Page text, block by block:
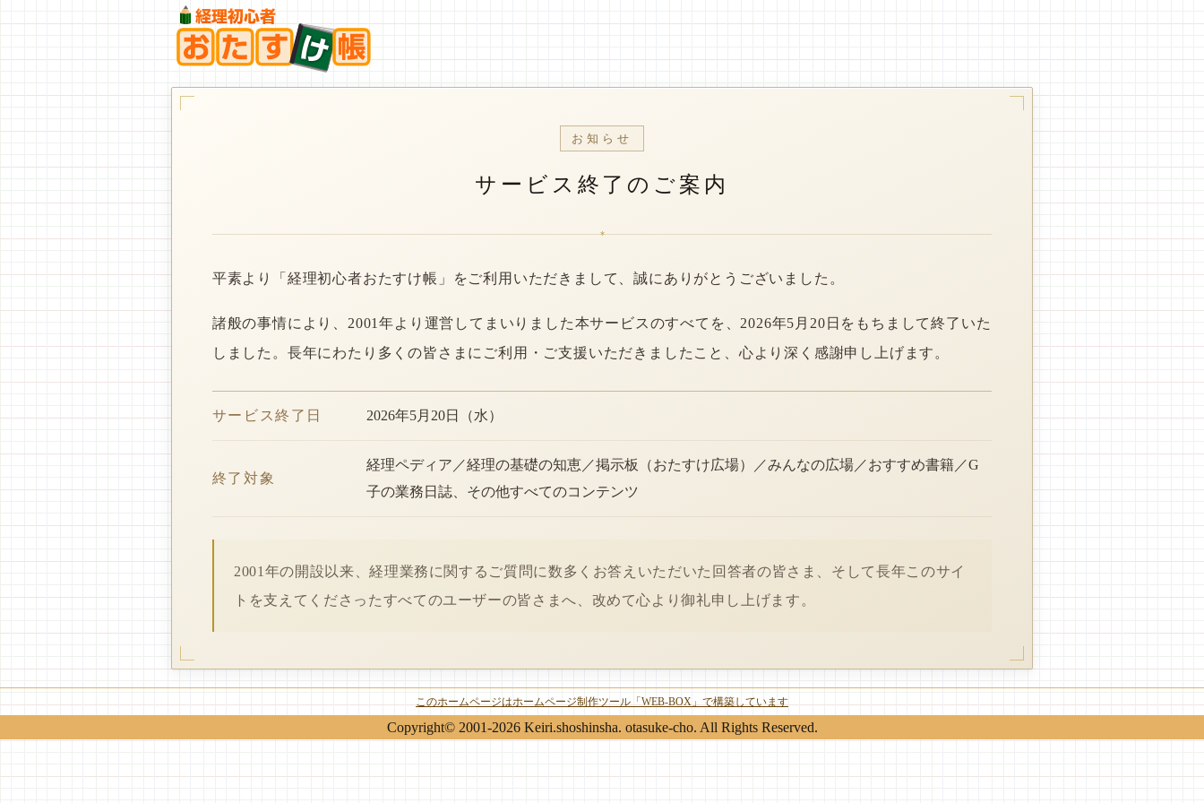
お知らせ
サービス終了のご案内
*
平素より「経理初心者おたすけ帳」をご利用いただきまして、誠にありがとうございました。
諸般の事情により、2001年より運営してまいりました本サービスのすべてを、2026年5月20日をもちまして終了いた
しました。長年にわたり多くの皆さまにご利用・ご支援いただきましたこと、心より深く感謝申し上げます。
サービス終了日 2026年5月20日（水）
終了対象
経理ペディア／経理の基礎の知恵／掲示板（おたすけ広場）／みんなの広場／おすすめ書籍／G
子の業務日誌、その他すべてのコンテンツ
2001年の開設以来、経理業務に関するご質問に数多くお答えいただいた回答者の皆さま、そして長年このサイ
トを支えてくださったすべてのユーザーの皆さまへ、改めて心より御礼申し上げます。
このホームページはホームページ制作ツール「WEB-BOX」で構築しています
Copyright© 2001-2026 Keiri.shoshinsha. otasuke-cho. All Rights Reserved.